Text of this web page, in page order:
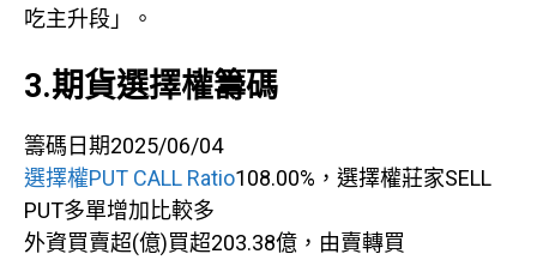
吃主升段」。
3.期貨選擇權籌碼
籌碼日期2025/06/04
選擇權PUT CALL Ratio108.00%，選擇權莊家SELL
PUT多單增加比較多
外資買賣超(億)買超203.38億，由賣轉買